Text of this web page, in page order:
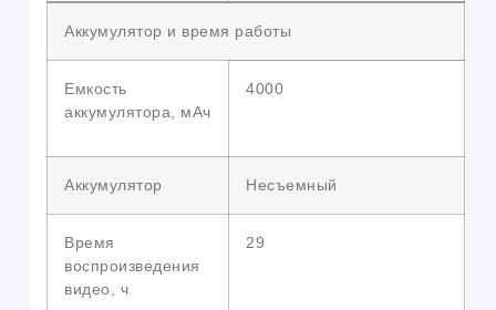
Аккумулятор и время работы
Емкость
аккумулятора, мАч
4000
Аккумулятор Несъемный
Время
воспроизведения
видео, ч
29